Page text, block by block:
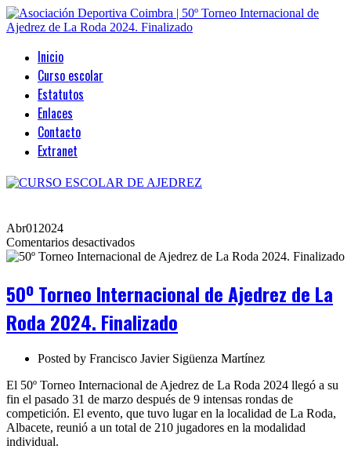
Inicio
Curso escolar
Estatutos
Enlaces
Contacto
Extranet
Abr01 2024
Comentarios desactivadosen
50º
de
de
Roda
Finalizado
50º Torneo Internacional de Ajedrez de La
Roda 2024. Finalizado
Posted by Francisco Javier Sigüenza Martínez
El 50º Torneo Internacional de Ajedrez de La Roda 2024 llegó a su
fin el pasado 31 de marzo después de 9 intensas rondas de
competición. El evento, que tuvo lugar en la localidad de La Roda,
Albacete, reunió a un total de 210 jugadores en la modalidad
individual.